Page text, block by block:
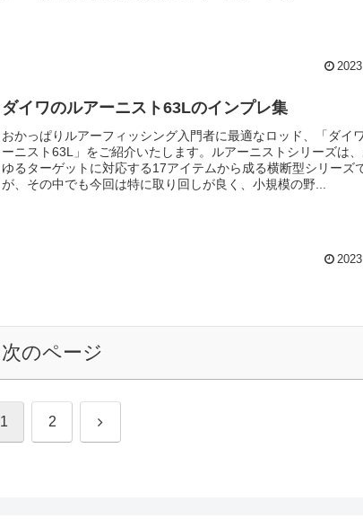
ダイワのルアーニスト63Lのインプレ集
おかっぱりルアーフィッシング入門者に最適なロッド、「ダイ
ーニスト63L」をご紹介いたします。ルアーニストシリーズは
ゆるターゲットに対応する17アイテムから成る横断型シリーズ
が、その中でも今回は特に取り回しが良く、小規模の野...
次のページ
1 2 次